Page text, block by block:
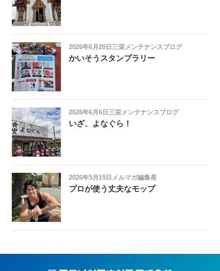
2026年6月20日 三栄メンテナンスブログ
かいそうスタンプラリー
2026年6月6日 三栄メンテナンスブログ
いざ、よなぐら！
2026年5月19日 メルマガ編集長
プロが使う丈夫なモップ